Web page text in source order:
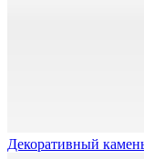
Декоративный